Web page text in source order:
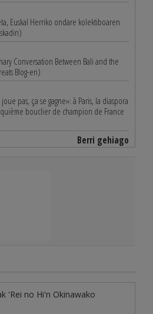
Euskal Herriko ondare kolektiboaren
Conversation Between Bali and the
Blog-en)
pas, ça se gagne»: à Paris, la diaspora
bouclier de champion de France
Berri gehiago
'Rei no Hi'n Okinawako